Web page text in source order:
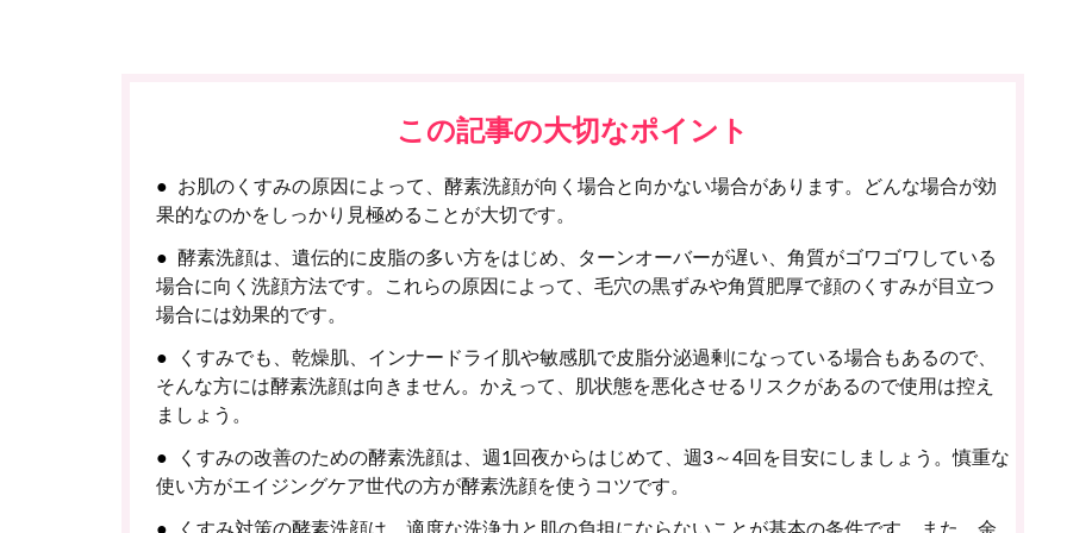
この記事の大切なポイント
お肌のくすみの原因によって、酵素洗顔が向く場合と向かない場合があります。どんな場合が効
果的なのかをしっかり見極めることが大切です。
酵素洗顔は、遺伝的に皮脂の多い方をはじめ、ターンオーバーが遅い、角質がゴワゴワしている
場合に向く洗顔方法です。これらの原因によって、毛穴の黒ずみや角質肥厚で顔のくすみが目立つ
場合には効果的です。
くすみでも、乾燥肌、インナードライ肌や敏感肌で皮脂分泌過剰になっている場合もあるので、
そんな方には酵素洗顔は向きません。かえって、肌状態を悪化させるリスクがあるので使用は控え
ましょう。
くすみの改善のための酵素洗顔は、週1回夜からはじめて、週3～4回を目安にしましょう。慎重な
使い方がエイジングケア世代の方が酵素洗顔を使うコツです。